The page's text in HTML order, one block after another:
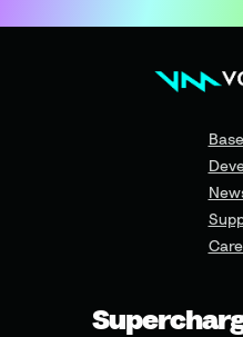
Base